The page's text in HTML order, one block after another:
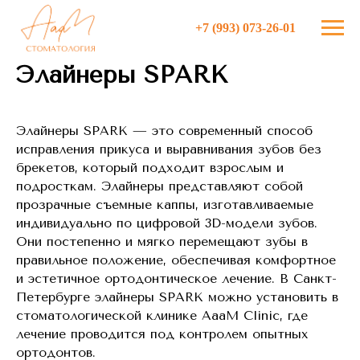
+7 (993) 073-26-01
Элайнеры SPARK
Элайнеры SPARK — это современный способ
исправления прикуса и выравнивания зубов без
брекетов, который подходит взрослым и
подросткам. Элайнеры представляют собой
прозрачные съемные каппы, изготавливаемые
индивидуально по цифровой 3D-модели зубов.
Они постепенно и мягко перемещают зубы в
правильное положение, обеспечивая комфортное
и эстетичное ортодонтическое лечение. В Санкт-
Петербурге элайнеры SPARK можно установить в
стоматологической клинике AaaM Clinic, где
лечение проводится под контролем опытных
ортодонтов.